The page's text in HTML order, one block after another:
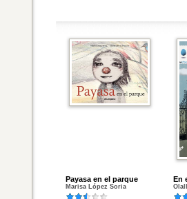
Payasa en el parque
Marisa López Soria
En